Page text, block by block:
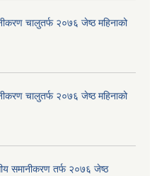
चालुतर्फ २०७६ जेष्ठ महिनाको
चालुतर्फ २०७६ जेष्ठ महिनाको
समानीकरण तर्फ २०७६ जेष्ठ